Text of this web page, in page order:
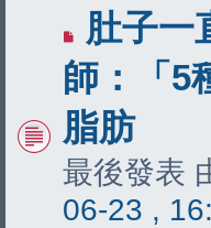
有
新
文
章
肚子一
師：「5
脂肪
最後發表
06-23 ,